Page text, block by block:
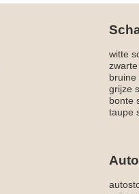
witte
bruine
grijze
bonte
taupe